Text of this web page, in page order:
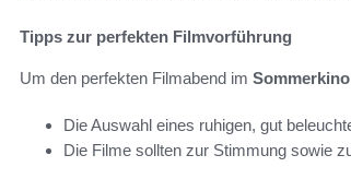
Tipps zur perfekten Filmvorführung
Um den perfekten Filmabend im
Die Auswahl eines ruhigen, gut
Die Filme sollten zur Stimmung sowie